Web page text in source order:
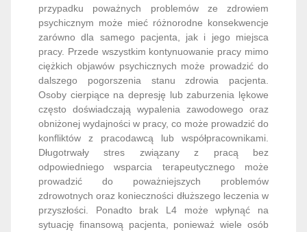
przypadku poważnych problemów ze zdrowiem
psychicznym może mieć różnorodne konsekwencje
zarówno dla samego pacjenta, jak i jego miejsca
pracy. Przede wszystkim kontynuowanie pracy mimo
ciężkich objawów psychicznych może prowadzić do
dalszego pogorszenia stanu zdrowia pacjenta.
Osoby cierpiące na depresję lub zaburzenia lękowe
często doświadczają wypalenia zawodowego oraz
obniżonej wydajności w pracy, co może prowadzić do
konfliktów z pracodawcą lub współpracownikami.
Długotrwały stres związany z pracą bez
odpowiedniego wsparcia terapeutycznego może
prowadzić do poważniejszych problemów
zdrowotnych oraz konieczności dłuższego leczenia w
przyszłości. Ponadto brak L4 może wpłynąć na
sytuację finansową pacjenta, ponieważ wiele osób